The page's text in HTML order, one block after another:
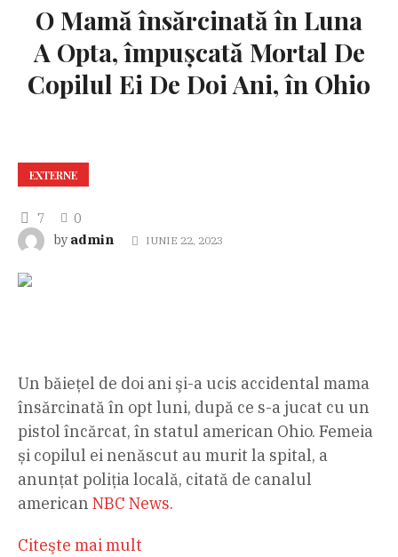
O Mamă însărcinată în Luna
A Opta, împușcată Mortal De
Copilul Ei De Doi Ani, în Ohio
EXTERNE
7
0
by admin IUNIE 22, 2023
Un băiețel de doi ani şi-a ucis accidental mama
însărcinată în opt luni, după ce s-a jucat cu un
pistol încărcat, în statul american Ohio. Femeia
și copilul ei nenăscut au murit la spital, a
anunțat poliția locală, citată de canalul
american NBC News.
Citeşte mai mult